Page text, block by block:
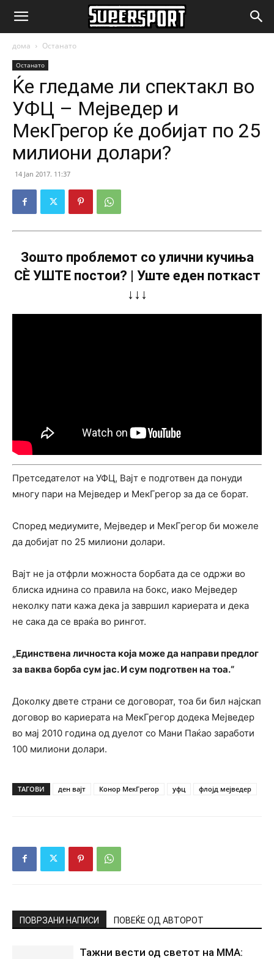
SuperSport.mk
дома Останато
Останато
Ќе гледаме ли спектакл во
УФЦ – Мејведер и
МекГрегор ќе добијат по 25
милиони долари?
14 Jan 2017. 11:37
Зошто проблемот со улични кучиња
СÈ УШТЕ постои? | Уште еден поткаст
↓↓↓
Претседателот на УФЦ, Вајт е подготвен да понуди
многу пари на Мејведер и МекГрегор за да се борат.
Според медиумите, Мејведер и МекГрегор би можеле
да добијат по 25 милиони долари.
Вајт не ја отфрли можноста борбата да се одржи во
блиска иднина со правила на бокс, иако Мејведер
неколку пати кажа дека ја завршил кариерата и дека
не сака да се враќа во рингот.
„Единствена личноста која може да направи предлог
за ваква борба сум јас. И сум подготвен на тоа.“
Доколку двете страни се договорат, тоа би бил најскап
договор во кариерата на МекГрегор додека Мејведер
во мај 2010 година од дуелот со Мани Паќао заработи
100 милиони долари.
ТАГОВИ ден вајт Конор МекГрегор уфц флојд мејведер
ПОВРЗАНИ НАПИСИ ПОВЕЌЕ ОД АВТОРОТ
Тажни вести од светот на ММА: